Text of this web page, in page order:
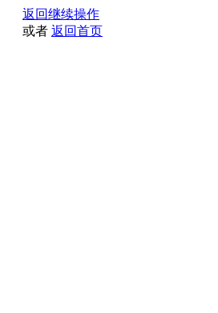
返回继续操作
或者 返回首页